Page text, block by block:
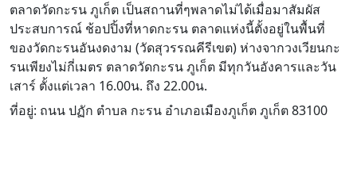
ตลาดวัดกะรน ภูเก็ต เป็นสถานที่ๆพลาดไม่ได้เมื่อมาสัมผัส
ประสบการณ์ ช้อปปิ้งที่หาดกะรน ตลาดแห่งนี้ตั้งอยู่ในพื้นที่
ของวัดกะรนอันงดงาม (วัดสุวรรณคีรีเขต) ห่างจากวงเวียนกะ
รนเพียงไม่กี่เมตร ตลาดวัดกะรน ภูเก็ต มีทุกวันอังคารและวัน
เสาร์ ตั้งแต่เวลา 16.00น. ถึง 22.00น.
ที่อยู่: ถนน ปฏัก ตำบล กะรน อำเภอเมืองภูเก็ต ภูเก็ต 83100